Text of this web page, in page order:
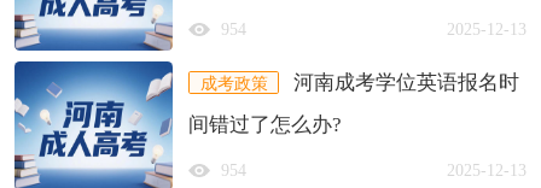
954 2025-12-13
成考政策
河南成考学位英语报名时
间错过了怎么办?
954 2025-12-13